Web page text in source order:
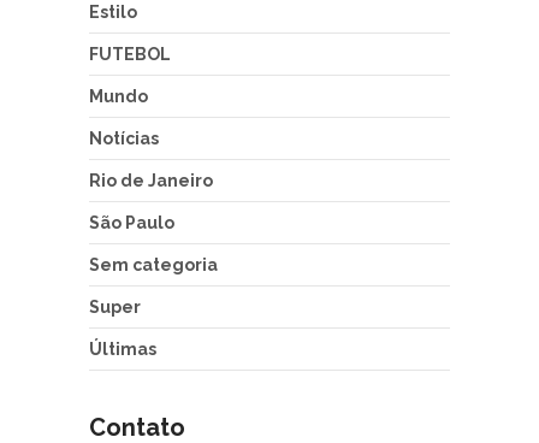
Estilo
FUTEBOL
Mundo
Notícias
Rio de Janeiro
São Paulo
Sem categoria
Super
Últimas
Contato